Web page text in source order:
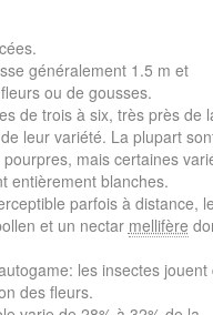
généralement 1.5 m et
ou de gousses.
de trois à six, très près de
leur variété. La plupart
mais certaines
entièrement blanches.
parfois à distance,
et un nectar mellifère
les insectes jouent
des fleurs.